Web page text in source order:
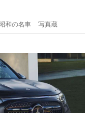
昭和の名車 写真蔵